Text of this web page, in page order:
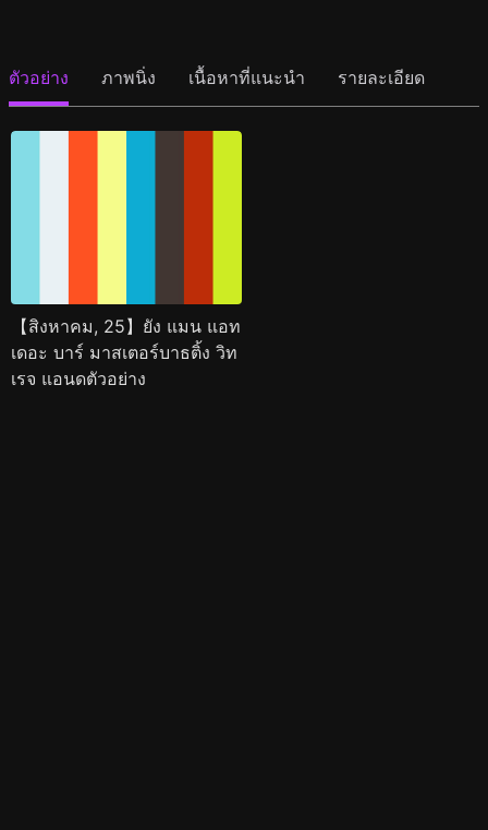
ตัวอย่าง ภาพนิ่ง เนื้อหาที่แนะนำ รายละเอียด
【สิงหาคม, 25】ยัง แมน แอท
เดอะ บาร์ มาสเตอร์บาธติ้ง วิท
เรจ แอนดตัวอย่าง